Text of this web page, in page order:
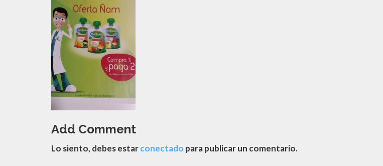
Add Comment
Lo siento, debes estarconectado para publicar un comentario.